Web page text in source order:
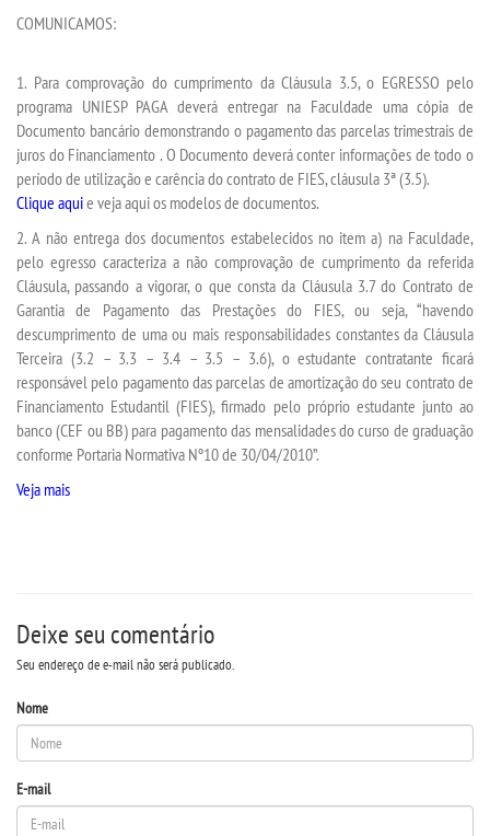
PROJETO CEDRO
ANAIS EICI
UNIESP NEWS
REPOSITÓRIO
AVALIAÇÕES
CORPO DOCENTE
PDI
COMUNICAMOS:
1. Para comprovação do cumprimento da Cláusula 3.5, o EGRESSO pelo
programa UNIESP PAGA deverá entregar na Faculdade uma cópia de
Documento bancário demonstrando o pagamento das parcelas trimestrais de
juros do Financiamento . O Documento deverá conter informações de todo o
período de utilização e carência do contrato de FIES, cláusula 3ª (3.5).
Clique aquie veja aqui os modelos de documentos.
2. A não entrega dos documentos estabelecidos no item a) na Faculdade,
pelo egresso caracteriza a não comprovação de cumprimento da referida
Cláusula, passando a vigorar, o que consta da Cláusula 3.7 do Contrato de
Garantia de Pagamento das Prestações do FIES, ou seja, “havendo
descumprimento de uma ou mais responsabilidades constantes da Cláusula
Terceira (3.2 – 3.3 – 3.4 – 3.5 – 3.6), o estudante contratante ficará
responsável pelo pagamento das parcelas de amortização do seu contrato de
Financiamento Estudantil (FIES), firmado pelo próprio estudante junto ao
banco (CEF ou BB) para pagamento das mensalidades do curso de graduação
conforme Portaria Normativa Nº10 de 30/04/2010”.
Veja mais
Deixe seu comentário
Seu endereço de e-mail não será publicado.
Nome
E-mail